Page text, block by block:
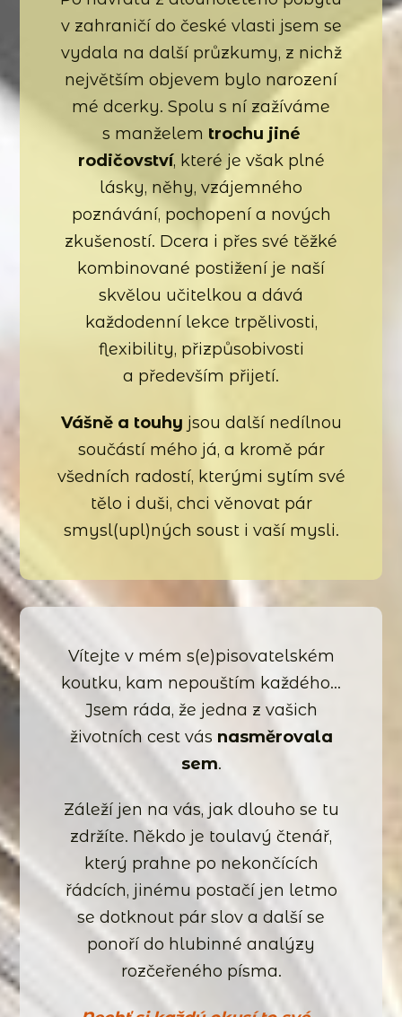
v zahraničí do české vlasti jsem se
vydala na další průzkumy, z nichž
největším objevem bylo narození
mé dcerky. Spolu s ní zažíváme
s manželem trochu jiné
rodičovství, které je však plné
lásky, něhy, vzájemného
poznávání, pochopení a nových
zkušeností. Dcera i přes své těžké
kombinované postižení je naší
skvělou učitelkou a dává
každodenní lekce trpělivosti,
flexibility, přizpůsobivosti
a především přijetí.
Vášně a touhy jsou další nedílnou
součástí mého já, a kromě pár
všedních radostí, kterými sytím své
tělo i duši, chci věnovat pár
smysl(upl)ných soust i vaší mysli.
Vítejte v mém s(e)pisovatelském
koutku, kam nepouštím každého…
Jsem ráda, že jedna z vašich
životních cest vás nasměrovala
sem.
Záleží jen na vás, jak dlouho se tu
zdržíte. Někdo je toulavý čtenář,
který prahne po nekončících
řádcích, jinému postačí jen letmo
se dotknout pár slov a další se
ponoří do hlubinné analýzy
rozčeřeného písma.